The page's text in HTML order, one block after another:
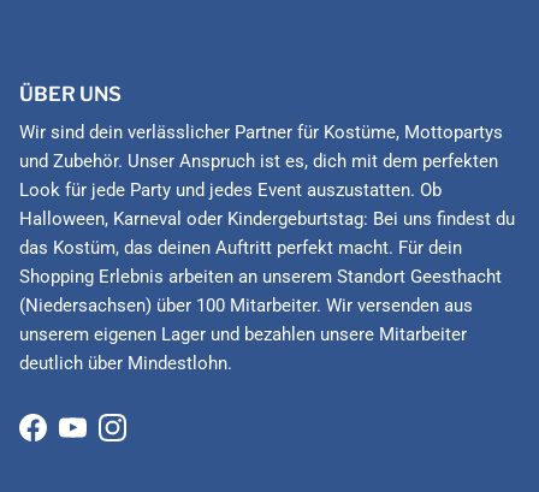
ÜBER UNS
Wir sind dein verlässlicher Partner für Kostüme, Mottopartys
und Zubehör. Unser Anspruch ist es, dich mit dem perfekten
Look für jede Party und jedes Event auszustatten. Ob
Halloween, Karneval oder Kindergeburtstag: Bei uns findest du
das Kostüm, das deinen Auftritt perfekt macht. Für dein
Shopping Erlebnis arbeiten an unserem Standort Geesthacht
(Niedersachsen) über 100 Mitarbeiter. Wir versenden aus
unserem eigenen Lager und bezahlen unsere Mitarbeiter
deutlich über Mindestlohn.
Facebook
YouTubeInstagram